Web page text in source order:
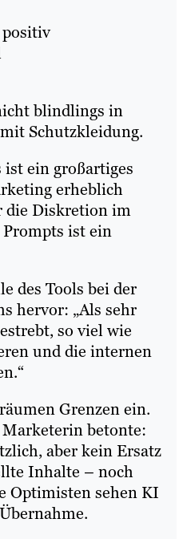
blindlings in
Schutzkleidung.
ist ein großartiges
erheblich
die Diskretion im
ist ein
des Tools bei der
hervor: „Als sehr
so viel wie
und die internen
Grenzen ein.
betonte:
aber kein Ersatz
Inhalte – noch
Optimisten sehen KI